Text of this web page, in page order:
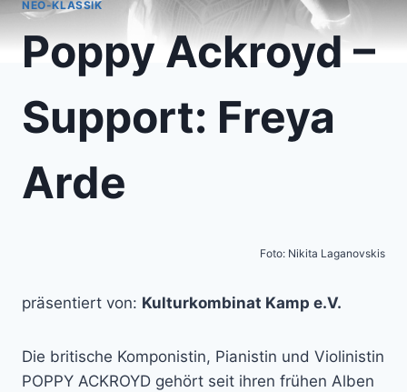
NEO-KLASSIK
Poppy Ackroyd –
Support: Freya
Arde
Foto: Nikita Laganovskis
präsentiert von: Kulturkombinat Kamp e.V.
Die britische Komponistin, Pianistin und Violinistin
POPPY ACKROYD gehört seit ihren frühen Alben